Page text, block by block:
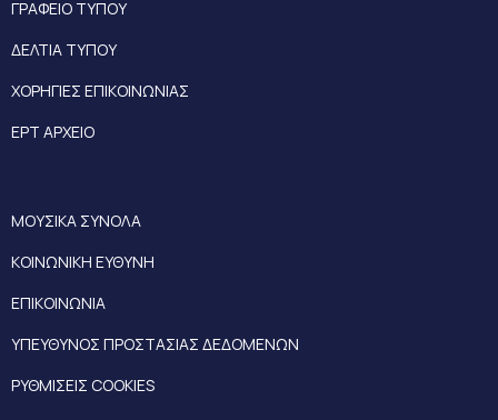
ΓΡΑΦΕΙΟ ΤΥΠΟΥ
ΔΕΛΤΙΑ ΤΥΠΟΥ
ΧΟΡΗΓΙΕΣ ΕΠΙΚΟΙΝΩΝΙΑΣ
ΕΡΤ ΑΡΧΕΙΟ
ΜΟΥΣΙΚΑ ΣΥΝΟΛΑ
ΚΟΙΝΩΝΙΚΗ ΕΥΘΥΝΗ
ΕΠΙΚΟΙΝΩΝΙΑ
ΥΠΕΥΘΥΝΟΣ ΠΡΟΣΤΑΣΙΑΣ ΔΕΔΟΜΕΝΩΝ
ΡΥΘΜΙΣΕΙΣ COOKIES